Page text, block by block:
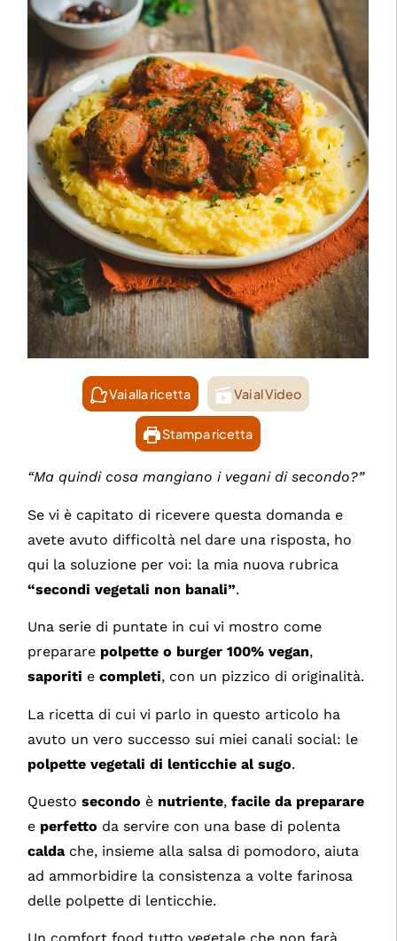
Vai alla ricetta Vai al Video
Stampa ricetta
“Ma quindi cosa mangiano i vegani di secondo?”
Se vi è capitato di ricevere questa domanda e
avete avuto difficoltà nel dare una risposta, ho
qui la soluzione per voi: la mia nuova rubrica
“secondi vegetali non banali”.
Una serie di puntate in cui vi mostro come
preparare polpette o burger 100% vegan,
saporiti ecompleti, con un pizzico di originalità.
La ricetta di cui vi parlo in questo articolo ha
avuto un vero successo sui miei canali social: le
polpette vegetali di lenticchie al sugo.
Questosecondo è nutriente,facile da preparare
e perfetto da servire con una base di polenta
calda che, insieme alla salsa di pomodoro, aiuta
ad ammorbidire la consistenza a volte farinosa
delle polpette di lenticchie.